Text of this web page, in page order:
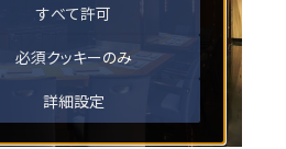
すべて許可
必須クッキーのみ
詳細設定